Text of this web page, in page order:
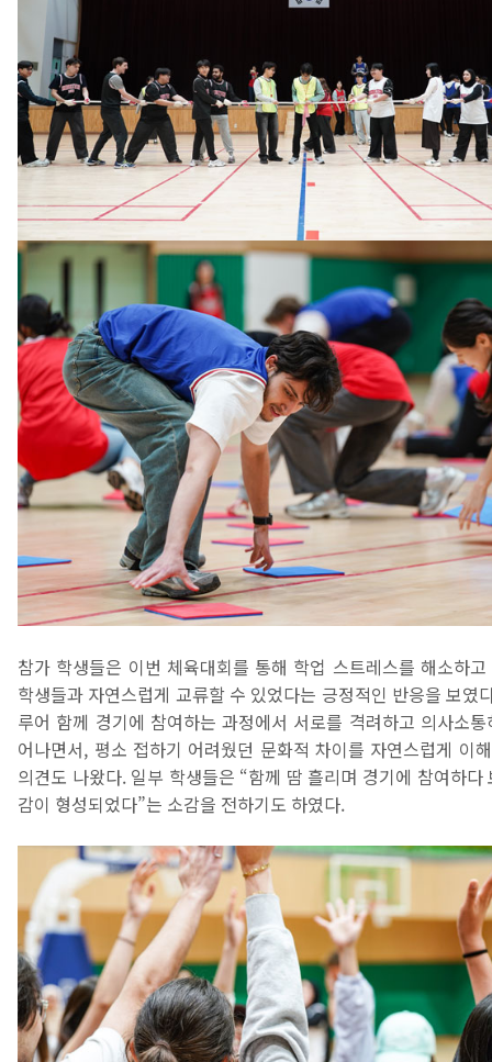
참가 학생들은 이번 체육대회를 통해 학업 스트레스를 해소하
학생들과 자연스럽게 교류할 수 있었다는 긍정적인 반응을 보였
루어 함께 경기에 참여하는 과정에서 서로를 격려하고 의사소
어나면서, 평소 접하기 어려웠던 문화적 차이를 자연스럽게 이
의견도 나왔다. 일부 학생들은 “함께 땀 흘리며 경기에 참여하다
감이 형성되었다”는 소감을 전하기도 하였다.